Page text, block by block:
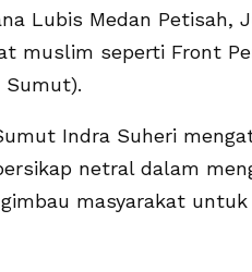
Lubis Medan Petisah,
muslim seperti Front
Sumut).
Indra Suheri
netral dalam
masyarakat